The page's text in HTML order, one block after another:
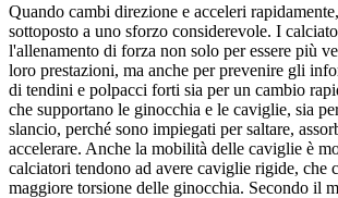
Quando cambi direzione e acceleri
sottoposto a uno sforzo considerevole. I
l'allenamento di forza non solo per essere più
loro prestazioni, ma anche per prevenire gli
di tendini e polpacci forti sia per un cambio
che supportano le ginocchia e le caviglie, sia
slancio, perché sono impiegati per saltare,
accelerare. Anche la mobilità delle caviglie è
calciatori tendono ad avere caviglie rigide, che
maggiore torsione delle ginocchia. Secondo il